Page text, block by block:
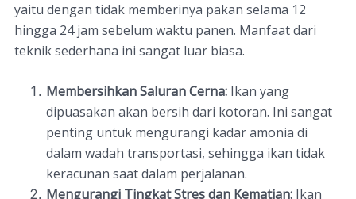
yaitu dengan tidak memberinya pakan selama 12
hingga 24 jam sebelum waktu panen. Manfaat dari
teknik sederhana ini sangat luar biasa.
Membersihkan Saluran Cerna: Ikan yang
dipuasakan akan bersih dari kotoran. Ini sangat
penting untuk mengurangi kadar amonia di
dalam wadah transportasi, sehingga ikan tidak
keracunan saat dalam perjalanan.
Mengurangi Tingkat Stres dan Kematian: Ikan